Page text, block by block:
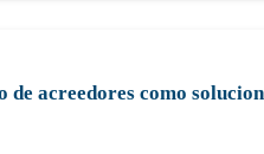
acreedores como